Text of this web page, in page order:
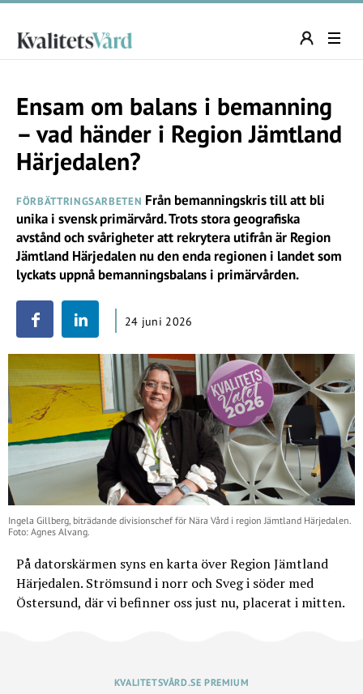
Ensam om balans i bemanning
– vad händer i Region Jämtland
Härjedalen?
FÖRBÄTTRINGSARBETEN Från bemanningskris till att bli
unika i svensk primärvård. Trots stora geografiska
avstånd och svårigheter att rekrytera utifrån är Region
Jämtland Härjedalen nu den enda regionen i landet som
lyckats uppnå bemanningsbalans i primärvården.
24 juni 2026
Ingela Gillberg, biträdande divisionschef för Nära Vård i region Jämtland Härjedalen.
Foto: Agnes Alvang.
På datorskärmen syns en karta över Region Jämtland
Härjedalen. Strömsund i norr och Sveg i söder med
Östersund, där vi befinner oss just nu, placerat i mitten.
KVALITETSVÅRD.SE PREMIUM